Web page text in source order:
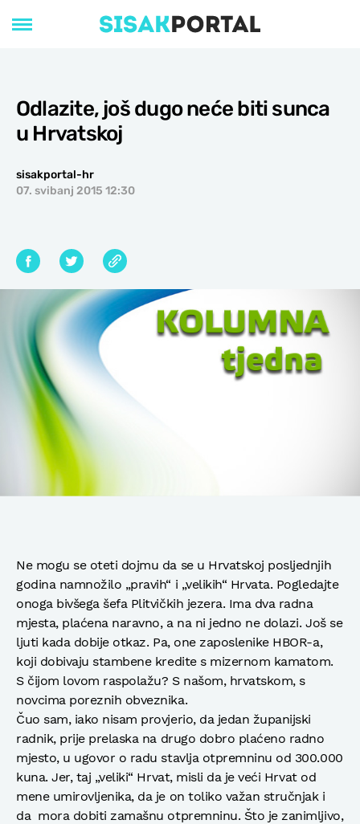
Odlazite, još dugo neće biti sunca
u Hrvatskoj
sisakportal-hr
07. svibanj 2015 12:30
Ne mogu se oteti dojmu da se u Hrvatskoj posljednjih
godina namnožilo „pravih“ i „velikih“ Hrvata. Pogledajte
onoga bivšega šefa Plitvičkih jezera. Ima dva radna
mjesta, plaćena naravno, a na ni jedno ne dolazi. Još se
ljuti kada dobije otkaz. Pa, one zaposlenike HBOR-a,
koji dobivaju stambene kredite s mizernom kamatom.
S čijom lovom raspolažu? S našom, hrvatskom, s
novcima poreznih obveznika.
Čuo sam, iako nisam provjerio, da jedan županijski
radnik, prije prelaska na drugo dobro plaćeno radno
mjesto, u ugovor o radu stavlja otpremninu od 300.000
kuna. Jer, taj „veliki“ Hrvat, misli da je veći Hrvat od
mene umirovljenika, da je on toliko važan stručnjak i
da mora dobiti zamašnu otpremninu. Što je zanimljivo,